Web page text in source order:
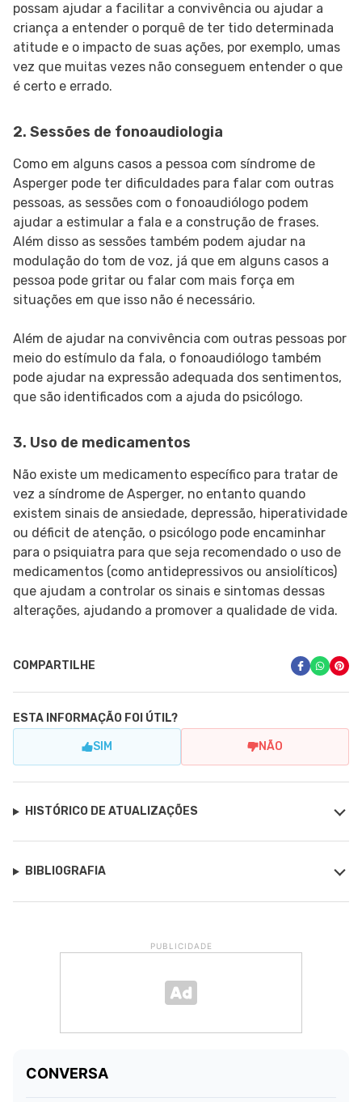
possam ajudar a facilitar a convivência ou ajudar a
criança a entender o porquê de ter tido determinada
atitude e o impacto de suas ações, por exemplo, umas
vez que muitas vezes não conseguem entender o que
é certo e errado.
2. Sessões de fonoaudiologia
Como em alguns casos a pessoa com síndrome de
Asperger pode ter dificuldades para falar com outras
pessoas, as sessões com o fonoaudiólogo podem
ajudar a estimular a fala e a construção de frases.
Além disso as sessões também podem ajudar na
modulação do tom de voz, já que em alguns casos a
pessoa pode gritar ou falar com mais força em
situações em que isso não é necessário.
Além de ajudar na convivência com outras pessoas por
meio do estímulo da fala, o fonoaudiólogo também
pode ajudar na expressão adequada dos sentimentos,
que são identificados com a ajuda do psicólogo.
3. Uso de medicamentos
Não existe um medicamento específico para tratar de
vez a síndrome de Asperger, no entanto quando
existem sinais de ansiedade, depressão, hiperatividade
ou déficit de atenção, o psicólogo pode encaminhar
para o psiquiatra para que seja recomendado o uso de
medicamentos (como antidepressivos ou ansiolíticos)
que ajudam a controlar os sinais e sintomas dessas
alterações, ajudando a promover a qualidade de vida.
COMPARTILHE
ESTA INFORMAÇÃO FOI ÚTIL?
SIM NÃO
HISTÓRICO DE ATUALIZAÇÕES
BIBLIOGRAFIA
PUBLICIDADE